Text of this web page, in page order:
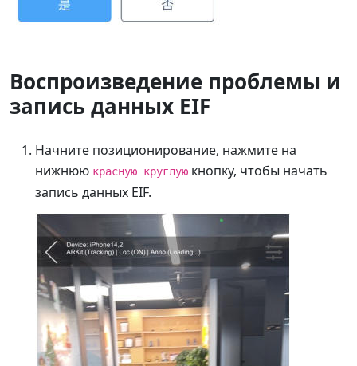
Воспроизведение проблемы и
запись данных EIF
Начните позиционирование, нажмите на
нижнюю красную круглую кнопку, чтобы начать
запись данных EIF.